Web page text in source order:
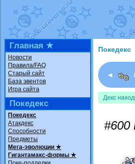
Главная ★
Новости
Правила/FAQ
Старый сайт
База эвентов
Игра сайта
Покедекс
Покедекс
Атакдекс
Способности
Предметы
Мега-эволюции ★
Гигантамакс-формы ★
Покедекс
◄
Декс
#600